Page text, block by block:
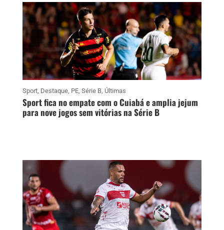
Sport, Destaque, PE, Série B, Últimas
Sport fica no empate com o Cuiabá e amplia jejum
para nove jogos sem vitórias na Série B